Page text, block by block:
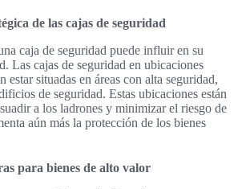
de las cajas de seguridad
caja de seguridad puede influir en su
Las cajas de seguridad en ubicaciones
estar situadas en áreas con alta seguridad,
de seguridad. Estas ubicaciones están
a los ladrones y minimizar el riesgo de
aún más la protección de los bienes
para bienes de alto valor